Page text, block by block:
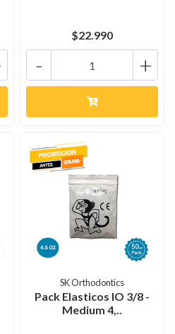
$22.990
+
-
SK Orthodontics
Pack Elasticos IO 3/8 -
Medium 4,..